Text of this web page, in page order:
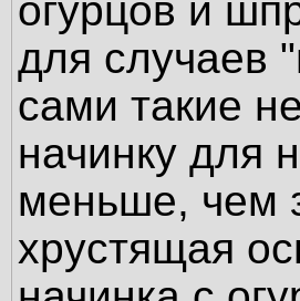
огурцов и
для случаев
сами такие
начинку для
меньше, чем
хрустящая